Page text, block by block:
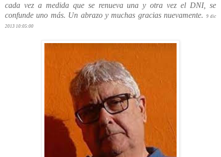
cada vez a medida que se renueva una y otra vez el DNI, se
confunde uno más. Un abrazo y muchas gracias nuevamente.
9 dic
2013 10:05:00